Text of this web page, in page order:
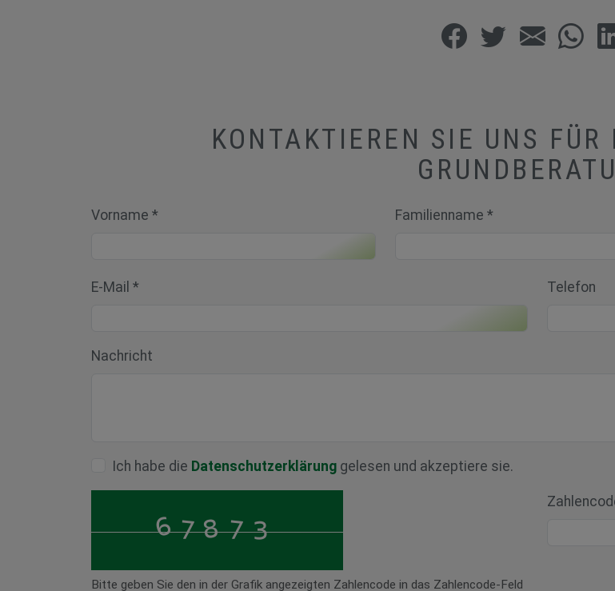
KONTAKTIEREN SIE UNS FÜR
Vorname * Familienname *
E-Mail * Telefon
Nachricht
Ich habe die Datenschutzerklärung gelesen und akzeptiere sie.
Bitte geben Sie den in der Grafik angezeigten Zahlencode in das Zahlencode-Feld